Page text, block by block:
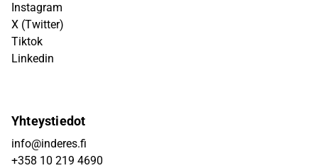
Instagram
X (Twitter)
Tiktok
Linkedin
Yhteystiedot
info@inderes.fi
+358 10 219 4690